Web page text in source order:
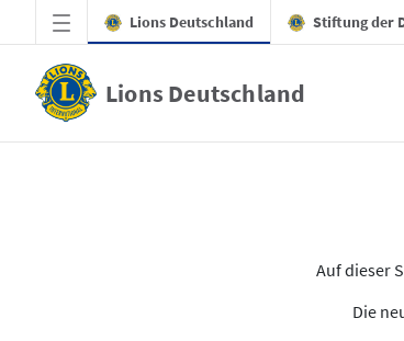
Zum Hauptinhalt springen
Lions Deutschland Stiftung der
Lions Deutschland
Auf dieser
Die